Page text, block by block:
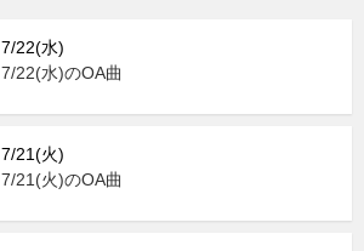
7/22(水)
7/22(水)のOA曲
7/21(火)
7/21(火)のOA曲